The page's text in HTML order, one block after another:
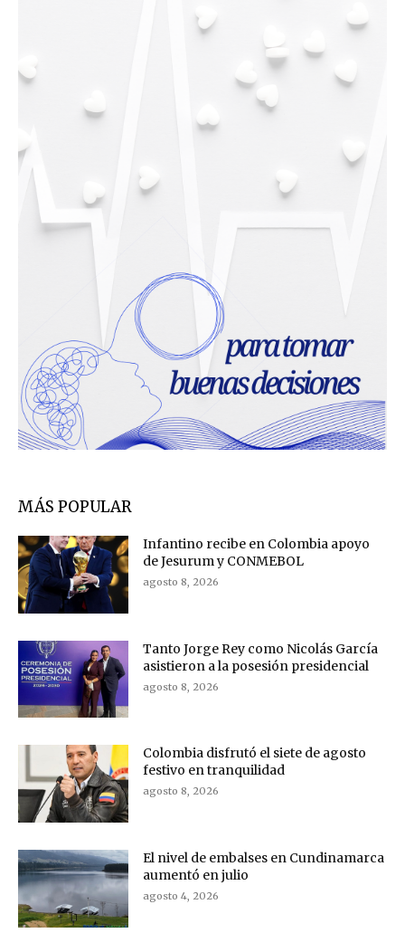
MÁS POPULAR
Infantino recibe en Colombia apoyo
de Jesurum y CONMEBOL
agosto 8, 2026
Tanto Jorge Rey como Nicolás García
asistieron a la posesión presidencial
agosto 8, 2026
Colombia disfrutó el siete de agosto
festivo en tranquilidad
agosto 8, 2026
El nivel de embalses en Cundinamarca
aumentó en julio
agosto 4, 2026